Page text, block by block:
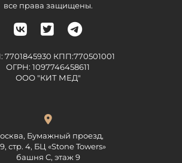
все права защищены.
КПП:770501001
ОГРН: 1097746458611
ООО "КИТ МЕД"
Бумажный проезд,
стр. 4, БЦ «Stone Towers»
башня C, этаж 9